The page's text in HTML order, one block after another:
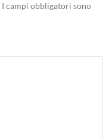
I campi obbligatori sono